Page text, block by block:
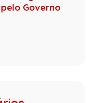
Governo